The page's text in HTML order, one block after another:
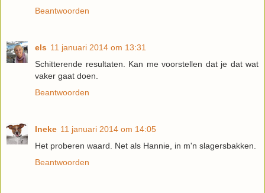
Beantwoorden
els 11 januari 2014 om 13:31
Schitterende resultaten. Kan me voorstellen dat je dat wat
vaker gaat doen.
Beantwoorden
Ineke 11 januari 2014 om 14:05
Het proberen waard. Net als Hannie, in m'n slagersbakken.
Beantwoorden